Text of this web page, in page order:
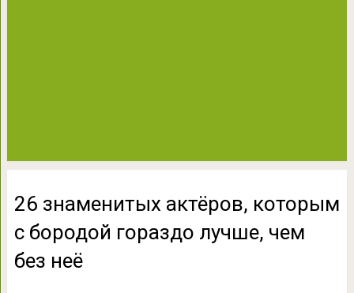
26 знаменитых актёров, которым
с бородой гораздо лучше, чем
без неё